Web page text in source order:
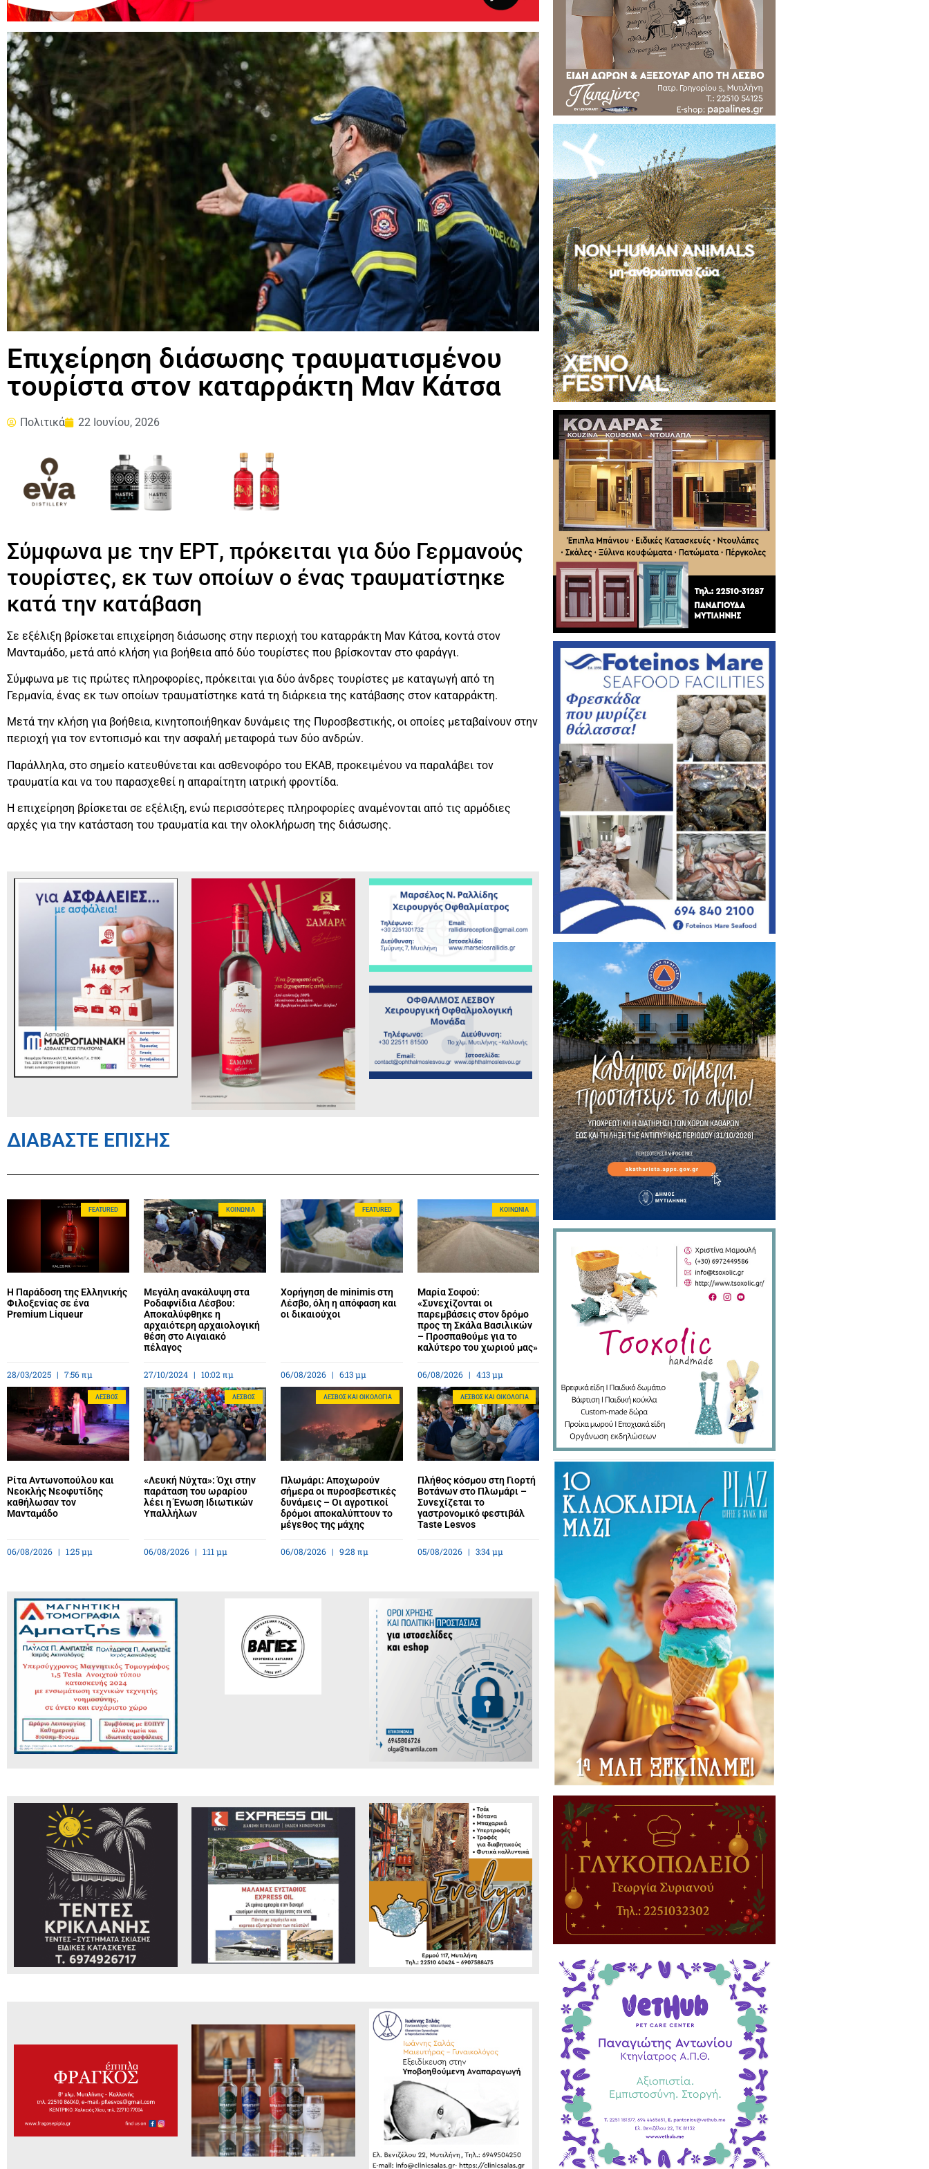
Επιχείρηση διάσωσης τραυματισμένου
τουρίστα στον καταρράκτη Μαν Κάτσα
Πολιτικά 22 Ιουνίου, 2026
Σύμφωνα με την ΕΡΤ, πρόκειται για δύο Γερμανούς
τουρίστες, εκ των οποίων ο ένας τραυματίστηκε
κατά την κατάβαση
Σε εξέλιξη βρίσκεται επιχείρηση διάσωσης στην περιοχή του καταρράκτη Μαν Κάτσα, κοντά στον
Μανταμάδο, μετά από κλήση για βοήθεια από δύο τουρίστες που βρίσκονταν στο φαράγγι.
Σύμφωνα με τις πρώτες πληροφορίες, πρόκειται για δύο άνδρες τουρίστες με καταγωγή από τη
Γερμανία, ένας εκ των οποίων τραυματίστηκε κατά τη διάρκεια της κατάβασης στον καταρράκτη.
Μετά την κλήση για βοήθεια, κινητοποιήθηκαν δυνάμεις της Πυροσβεστικής, οι οποίες μεταβαίνουν στην
περιοχή για τον εντοπισμό και την ασφαλή μεταφορά των δύο ανδρών.
Παράλληλα, στο σημείο κατευθύνεται και ασθενοφόρο του ΕΚΑΒ, προκειμένου να παραλάβει τον
τραυματία και να του παρασχεθεί η απαραίτητη ιατρική φροντίδα.
Η επιχείρηση βρίσκεται σε εξέλιξη, ενώ περισσότερες πληροφορίες αναμένονται από τις αρμόδιες
αρχές για την κατάσταση του τραυματία και την ολοκλήρωση της διάσωσης.
ΔΙΑΒΑΣΤΕ ΕΠΙΣΗΣ
FEATURED
Η Παράδοση της Ελληνικής
Φιλοξενίας σε ένα
Premium Liqueur
28/03/2025 7:56 πμ
ΚΟΙΝΩΝΊΑ
Μεγάλη ανακάλυψη στα
Ροδαφνίδια Λέσβου:
Αποκαλύφθηκε η
αρχαιότερη αρχαιολογική
θέση στο Αιγαιακό
πέλαγος
27/10/2024 10:02 πμ
FEATURED
Χορήγηση de minimis στη
Λέσβο, όλη η απόφαση και
οι δικαιούχοι
06/08/2026 6:13 μμ
ΚΟΙΝΩΝΊΑ
Μαρία Σοφού:
«Συνεχίζονται οι
παρεμβάσεις στον δρόμο
προς τη Σκάλα Βασιλικών
– Προσπαθούμε για το
καλύτερο του χωριού μας»
06/08/2026 4:13 μμ
ΛΈΣΒΟΣ
Ρίτα Αντωνοπούλου και
Νεοκλής Νεοφυτίδης
καθήλωσαν τον
Μανταμάδο
06/08/2026 1:25 μμ
ΛΈΣΒΟΣ
«Λευκή Νύχτα»: Όχι στην
παράταση του ωραρίου
λέει η Ένωση Ιδιωτικών
Υπαλλήλων
06/08/2026 1:11 μμ
ΛΈΣΒΟΣ ΚΑΙ ΟΙΚΟΛΟΓΊΑ
Πλωμάρι: Αποχωρούν
σήμερα οι πυροσβεστικές
δυνάμεις – Οι αγροτικοί
δρόμοι αποκαλύπτουν το
μέγεθος της μάχης
06/08/2026 9:28 πμ
ΛΈΣΒΟΣ ΚΑΙ ΟΙΚΟΛΟΓΊΑ
Πλήθος κόσμου στη Γιορτή
Βοτάνων στο Πλωμάρι –
Συνεχίζεται το
γαστρονομικό φεστιβάλ
Taste Lesvos
05/08/2026 3:34 μμ